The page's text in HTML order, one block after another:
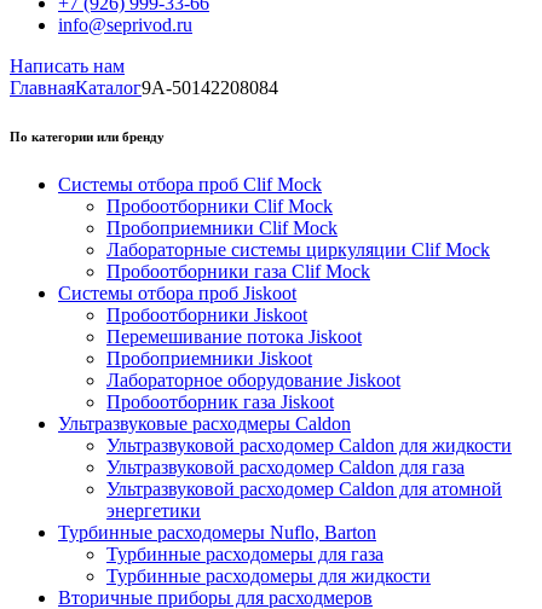
info@seprivod.ru
Написать нам
ГлавнаяКаталог9A-50142208084
По категории или бренду
Системы отбора проб Clif Mock
Пробоотборники Clif Mock
Пробоприемники Clif Mock
Лабораторные системы циркуляции Clif Mock
Пробоотборники газа Clif Mock
Системы отбора проб Jiskoot
Пробоотборники Jiskoot
Перемешивание потока Jiskoot
Пробоприемники Jiskoot
Лабораторное оборудование Jiskoot
Пробоотборник газа Jiskoot
Ультразвуковые расходмеры Caldon
Ультразвуковой расходомер Caldon для жидкости
Ультразвуковой расходомер Caldon для газа
Ультразвуковой расходомер Caldon для атомной
энергетики
Турбинные расходомеры Nuflo, Barton
Турбинные расходомеры для газа
Турбинные расходомеры для жидкости
Вторичные приборы для расходмеров